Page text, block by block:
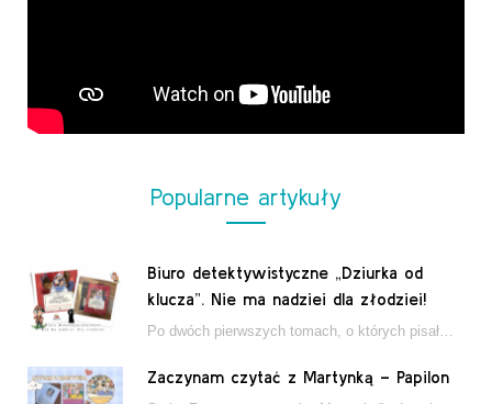
Popularne artykuły
Biuro detektywistyczne „Dziurka od
klucza”. Nie ma nadziei dla złodziei!
Zaczynam czytać z Martynką – Papilon